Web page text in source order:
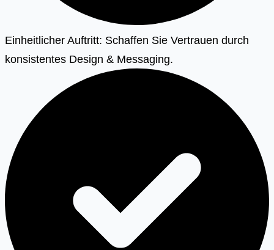
Einheitlicher Auftritt: Schaffen Sie Vertrauen durch
konsistentes Design & Messaging.